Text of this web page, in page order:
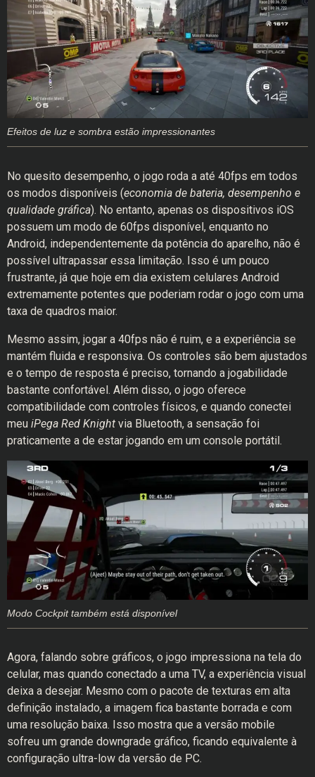
Efeitos de luz e sombra estão impressionantes
No quesito desempenho, o jogo roda a até 40fps em todos
os modos disponíveis (economia de bateria, desempenho e
qualidade gráfica). No entanto, apenas os dispositivos iOS
possuem um modo de 60fps disponível, enquanto no
Android, independentemente da potência do aparelho, não é
possível ultrapassar essa limitação. Isso é um pouco
frustrante, já que hoje em dia existem celulares Android
extremamente potentes que poderiam rodar o jogo com uma
taxa de quadros maior.
Mesmo assim, jogar a 40fps não é ruim, e a experiência se
mantém fluida e responsiva. Os controles são bem ajustados
e o tempo de resposta é preciso, tornando a jogabilidade
bastante confortável. Além disso, o jogo oferece
compatibilidade com controles físicos, e quando conectei
meu iPega Red Knight via Bluetooth, a sensação foi
praticamente a de estar jogando em um console portátil.
Modo Cockpit também está disponível
Agora, falando sobre gráficos, o jogo impressiona na tela do
celular, mas quando conectado a uma TV, a experiência visual
deixa a desejar. Mesmo com o pacote de texturas em alta
definição instalado, a imagem fica bastante borrada e com
uma resolução baixa. Isso mostra que a versão mobile
sofreu um grande downgrade gráfico, ficando equivalente à
configuração ultra-low da versão de PC.